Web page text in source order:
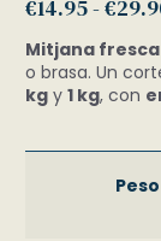
€14.95-€
Mitjana
o brasa. Un
kg y 1 kg, con
Peso